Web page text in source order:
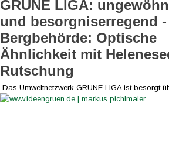
GRÜNE LIGA:
und besorgniserregend -
Bergbehörde: Optische
Ähnlichkeit mit
Rutschung
Das Umweltnetzwerk GRÜNE LIGA ist besorgt